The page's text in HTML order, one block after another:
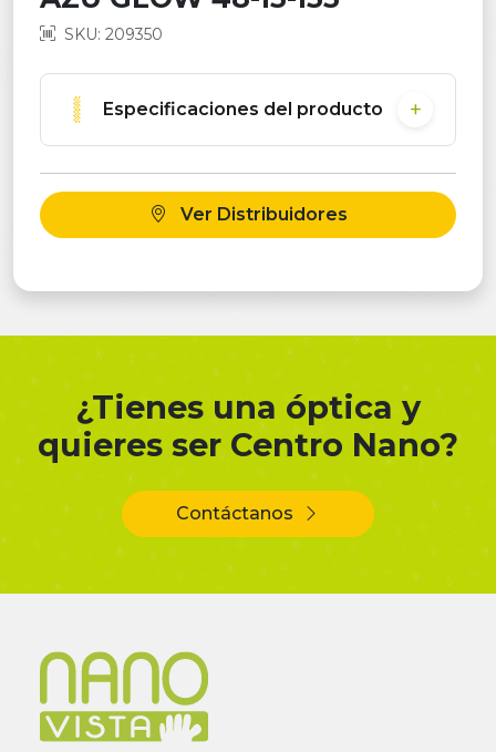
SKU: 209350
Especificaciones del producto
Ver Distribuidores
¿Tienes una óptica y
quieres ser Centro Nano?
Contáctanos